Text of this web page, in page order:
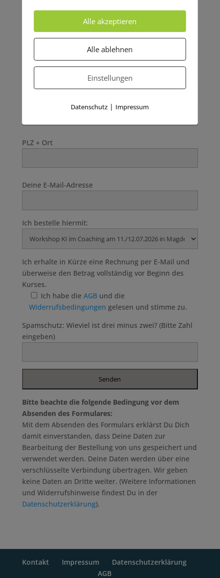
Nach Anmeldung erhältst Du eine Rechnung per
Mail, welche sofort zur Zahlung fällig ist.
Bitte melde Dich hier an:
Vorname Name
PLZ + Ort
Deine E-Mail-Adresse
Ich bestelle hiermit:
Ich erhalte in Kürze eine Rechnung per E-Mail und
überweise den Betrag vollständig vor Beginn des
Kurses.
Ich habe die AGBund die
Widerrufsbedingungen gelesen und stimme zu.
Spamschutz: Wieviel ist drei minus zwei? (Bitte Zahl
eingeben)
Bitte beachte die folgende Bedingung vor dem
Absenden des Formulares:
Mit dem Absenden des Formulars erklärst Du Dich
damit einverstanden, dass Deine Daten zur
Bearbeitung der Bestellung von uns gespeichert und
verwendet werden. Deine Daten werden über eine
verschlüsselte Verbindung übertragen. Wir geben
keine Daten an Dritte weiter. (Weitere Informationen
und Widerrufshinweise findest Du in der
Datenschutzerklärung).
Kontakt Impressum
Datenschutzerklärung
AGB
Alle akzeptieren
Alle ablehnen
Einstellungen
Datenschutz | Impressum